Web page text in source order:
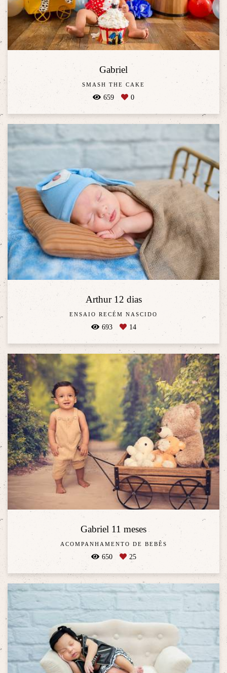
Gabriel
SMASH THE CAKE
659 0
Arthur 12 dias
ENSAIO RECÉM NASCIDO
693 14
Gabriel 11 meses
ACOMPANHAMENTO DE BEBÊS
650 25